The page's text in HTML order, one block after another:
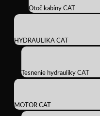
Otoč kabíny CAT
HYDRAULIKA CAT
Tesnenie hydrauliky CAT
MOTOR CAT